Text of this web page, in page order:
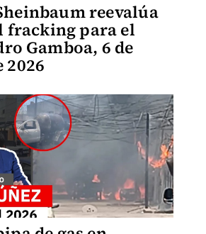
reevalúa
fracking para el
Gamboa, 6 de
2026